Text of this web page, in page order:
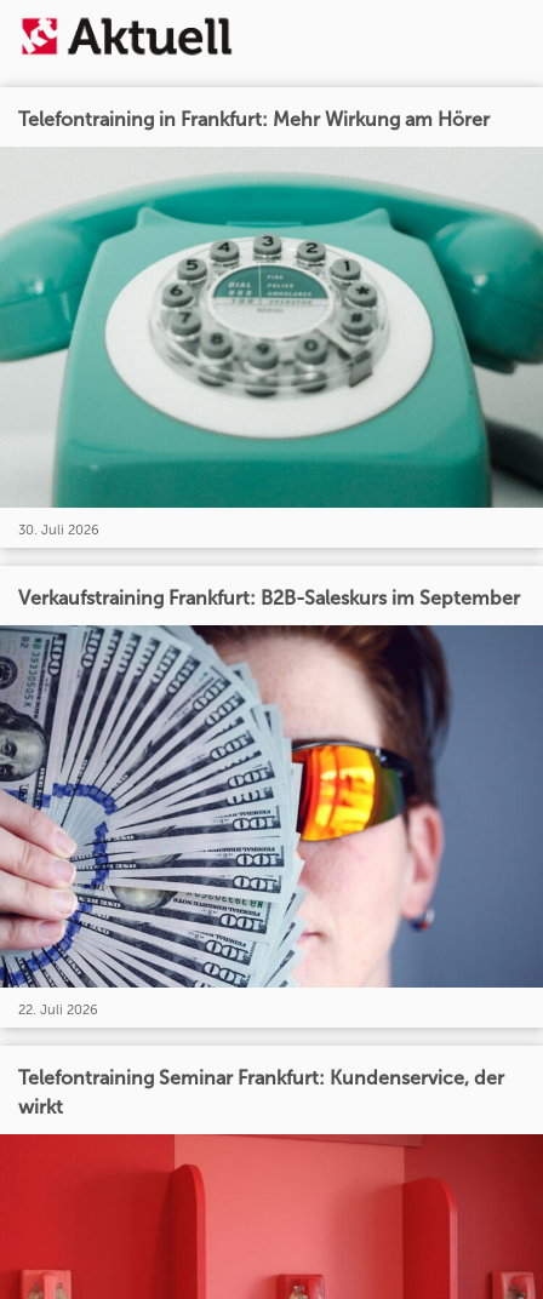
Telefontraining in Frankfurt: Mehr Wirkung am Hörer
30. Juli 2026
Verkaufstraining Frankfurt: B2B-Saleskurs im September
22. Juli 2026
Telefontraining Seminar Frankfurt: Kundenservice, der
wirkt